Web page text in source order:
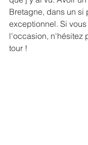
Bretagne, dans un si
exceptionnel. Si
l'occasion, n'hésitez
tour !